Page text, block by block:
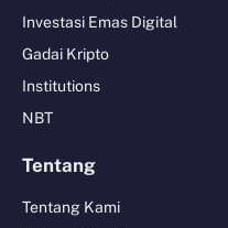
Investasi Emas Digital
Gadai Kripto
Institutions
NBT
Tentang
Tentang Kami